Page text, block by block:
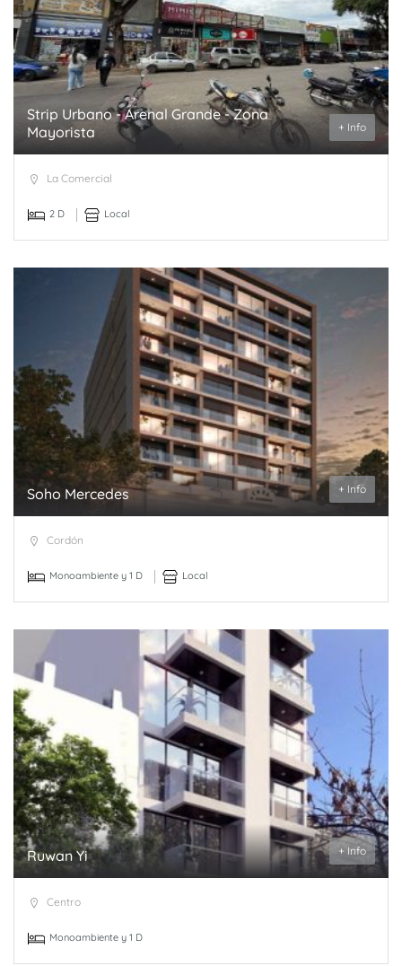
Strip Urbano - Arenal Grande - Zona
Mayorista
+ Info
La Comercial
2 D Local
Soho Mercedes + Info
Cordón
Monoambiente y 1 D Local
Ruwan Yi + Info
Centro
Monoambiente y 1 D